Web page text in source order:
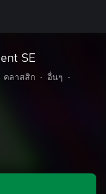
SE
คลาสสิก • อื่นๆ
•